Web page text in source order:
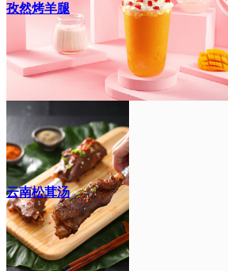
孜然烤羊腿
云南松茸汤